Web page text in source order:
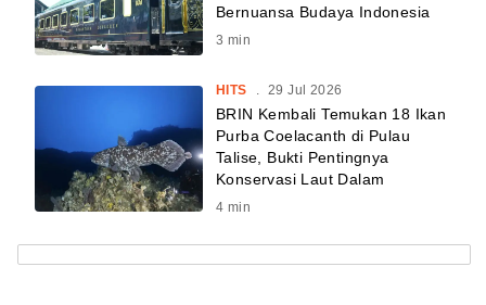
Bernuansa Budaya Indonesia
3 min
HITS 29 Jul 2026
BRIN Kembali Temukan 18 Ikan
Purba Coelacanth di Pulau
Talise, Bukti Pentingnya
Konservasi Laut Dalam
4 min